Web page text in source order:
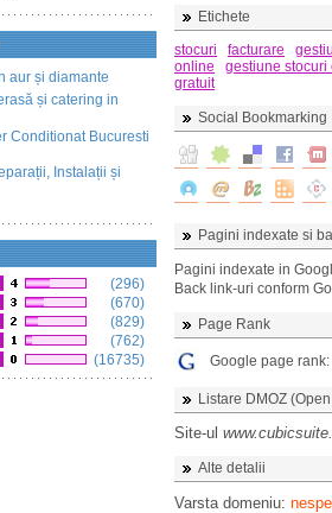
aur și diamante
și catering in
Conditionat Bucuresti
Instalații și
(296)
(670)
(829)
(762)
(16735)
Etichete
stocuri
facturare
online
gestiune stocuri
gratuit
Social Bookmarking
Pagini indexate si
Pagini indexate in
Back link-uri conform
Page Rank
Google page rank:
Listare DMOZ
Site-ul
Alte detalii
Varsta domeniu: